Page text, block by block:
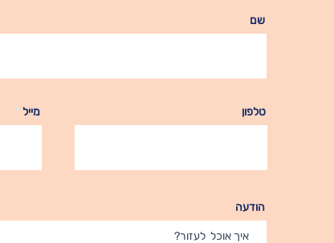
שם
מייל טלפון
הודעה